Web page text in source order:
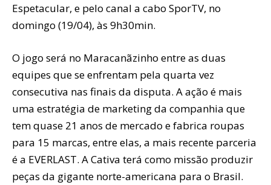
Espetacular, e pelo canal a cabo SporTV, no
domingo (19/04), às 9h30min.
O jogo será no Maracanãzinho entre as duas
equipes que se enfrentam pela quarta vez
consecutiva nas finais da disputa. A ação é mais
uma estratégia de marketing da companhia que
tem quase 21 anos de mercado e fabrica roupas
para 15 marcas, entre elas, a mais recente parceria
é a EVERLAST. A Cativa terá como missão produzir
peças da gigante norte-americana para o Brasil.